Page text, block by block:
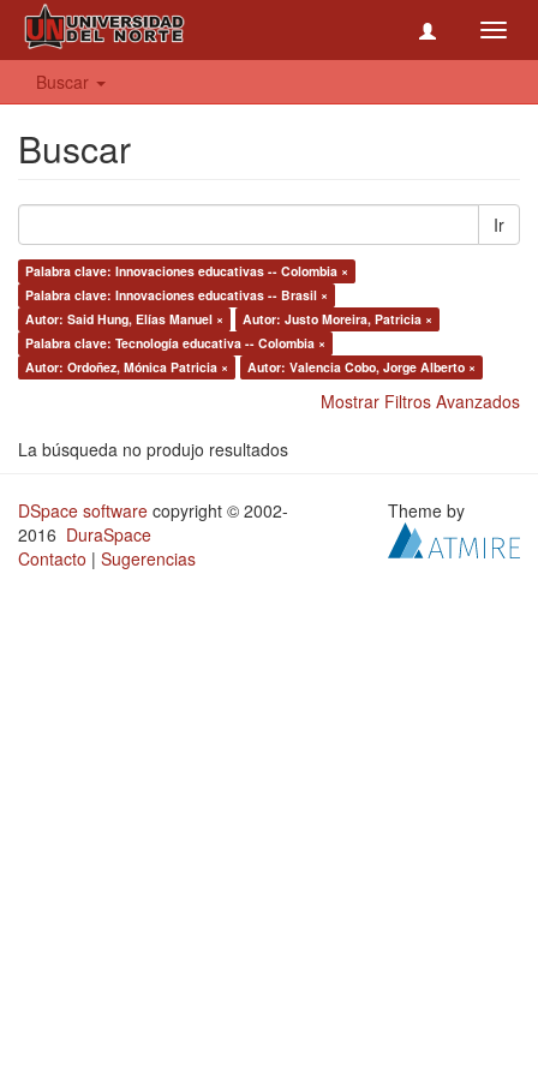
Buscar
Buscar
Ir
Palabra clave: Innovaciones educativas -- Colombia ×
Palabra clave: Innovaciones educativas -- Brasil ×
Autor: Said Hung, Elías Manuel ×
Autor: Justo Moreira, Patricia ×
Palabra clave: Tecnología educativa -- Colombia ×
Autor: Ordoñez, Mónica Patricia ×
Autor: Valencia Cobo, Jorge Alberto ×
Mostrar Filtros Avanzados
La búsqueda no produjo resultados
DSpace software copyright © 2002-
2016 DuraSpace
Contacto | Sugerencias
Theme by